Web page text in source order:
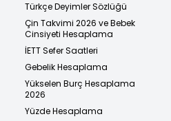
Türkçe Deyimler Sözlüğü
Çin Takvimi 2026 ve Bebek
Cinsiyeti Hesaplama
İETT Sefer Saatleri
Gebelik Hesaplama
Yükselen Burç Hesaplama
2026
Yüzde Hesaplama